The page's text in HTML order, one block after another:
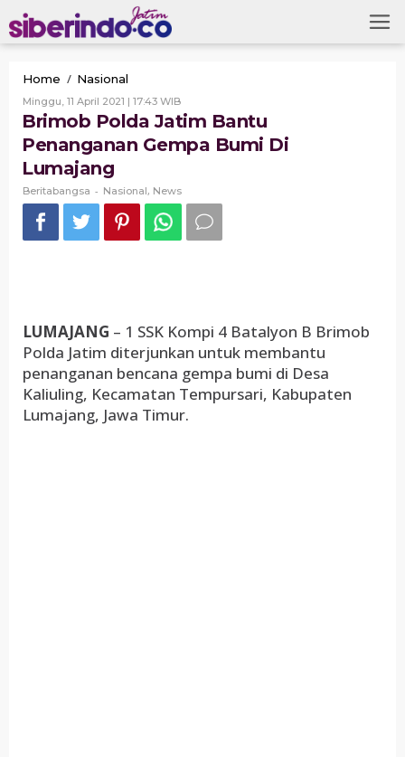
to
content
Home / Nasional
Polda
Jatim
Bantu
Penanganan
Di
Lumajang
Minggu, 11 April 2021 | 17:43 WIBOleh
Beritabangsa
Brimob Polda Jatim Bantu
Penanganan Gempa Bumi Di
Lumajang
Beritabangsa - Nasional, News
LUMAJANG – 1 SSK Kompi 4 Batalyon B Brimob
Polda Jatim diterjunkan untuk membantu
penanganan bencana gempa bumi di Desa
Kaliuling, Kecamatan Tempursari, Kabupaten
Lumajang, Jawa Timur.